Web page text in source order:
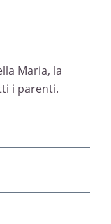
Maria, la
i parenti.